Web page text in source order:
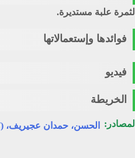
الثمرة علبة مستديرة.
فوائدها وإستعمالاتها
فيديو
الخريطة
المصادر: الحسن، حمدان عجيريف، (1427هـ)، النباتات البرية في مراعي شمال المملكة العربية السعودية، وزارة الزراعة، المركز الوطني لبحوث الزراعة والثروة الحيوانية، الرياض.